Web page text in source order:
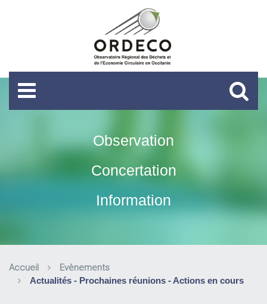
Observation
Concertation
Information
Accueil Evènements
Actualités - Prochaines réunions - Actions en cours